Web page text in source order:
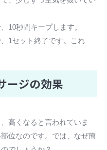
10秒間キープします。
1セット終了です。これ
ージの効果
高くなると言われていま
位なのです。では、なぜ簡